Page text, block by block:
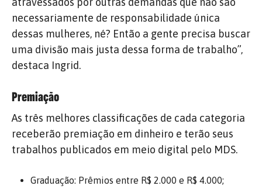
necessariamente de responsabilidade única
dessas mulheres, né? Então a gente precisa buscar
uma divisão mais justa dessa forma de trabalho”,
destaca Ingrid.
Premiação
As três melhores classificações de cada categoria
receberão premiação em dinheiro e terão seus
trabalhos publicados em meio digital pelo MDS.
Graduação: Prêmios entre R$ 2.000 e R$ 4.000;